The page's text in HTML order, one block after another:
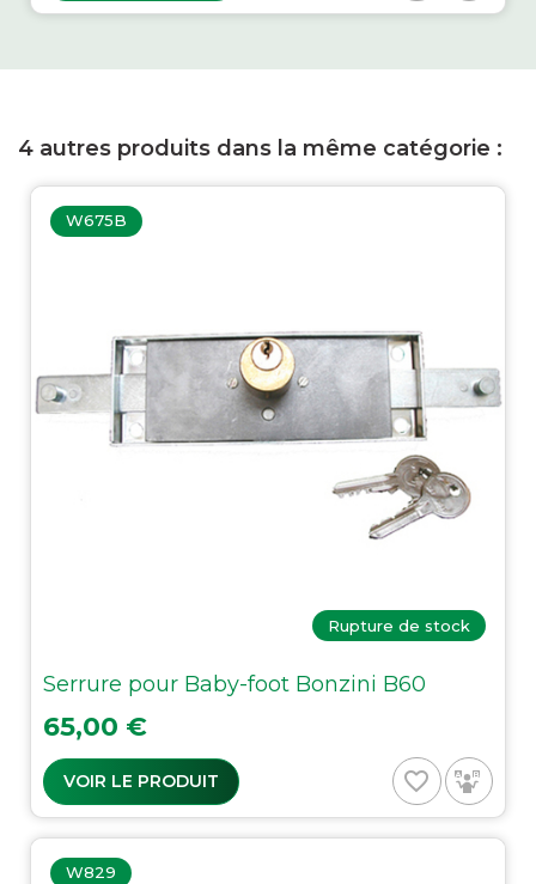
4 autres produits dans la même catégorie :
W675B
Rupture de stock
Serrure pour Baby-foot Bonzini B60
Prix
65,00 €
VOIR LE PRODUIT favorite_border
W829